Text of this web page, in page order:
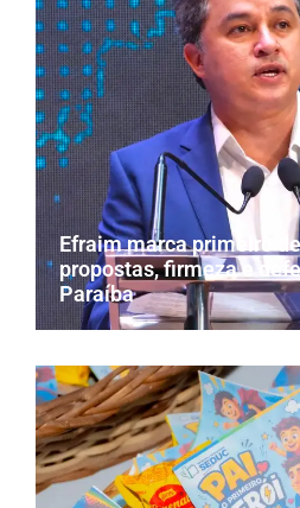
Efraim marca primeiro
propostas, firmeza e
Paraíba